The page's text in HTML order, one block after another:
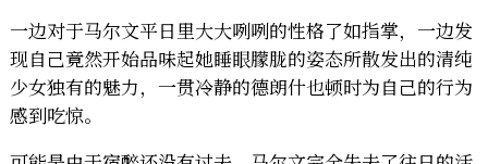
一边对于马尔文平日里大大咧咧的性格了如指掌，一边发
现自己竟然开始品味起她睡眼朦胧的姿态所散发出的清纯
少女独有的魅力，一贯冷静的德朗什也顿时为自己的行为
感到吃惊。